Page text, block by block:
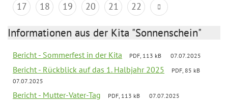
17
18 19 20 21 22
Informationen aus der Kita "Sonnenschein"
Bericht - Sommerfest in der Kita PDF, 113 kB 07.07.2025
Bericht - Rückblick auf das 1. Halbjahr 2025
PDF, 85 kB
07.07.2025
Bericht - Mutter-Vater-Tag PDF, 113 kB 07.07.2025